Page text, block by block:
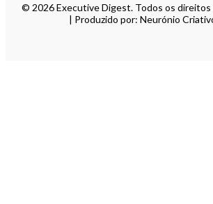
© 2026 Executive Digest. Todos os direitos
| Produzido por: Neurónio